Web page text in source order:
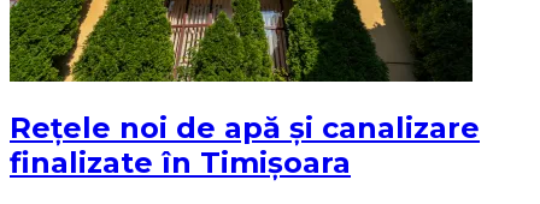
Rețele noi de apă și canalizare
finalizate în Timișoara